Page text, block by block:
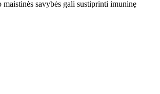
savybės gali sustiprinti imuninę